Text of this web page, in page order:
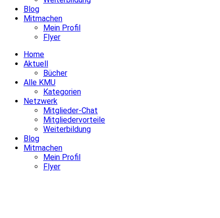
Blog
Mitmachen
Mein Profil
Flyer
Home
Aktuell
Bücher
Alle KMU
Kategorien
Netzwerk
Mitglieder-Chat
Mitgliedervorteile
Weiterbildung
Blog
Mitmachen
Mein Profil
Flyer